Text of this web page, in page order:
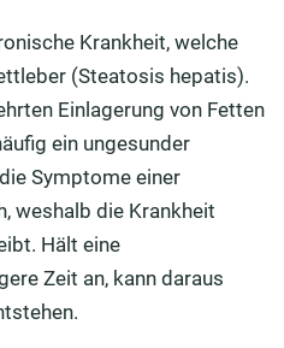
Krankheit, welche
(Steatosis hepatis).
Einlagerung von Fetten
ein ungesunder
Symptome einer
weshalb die Krankheit
Hält eine
Zeit an, kann daraus